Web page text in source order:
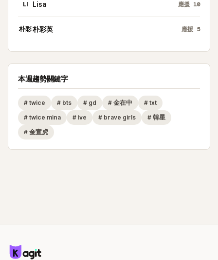
LI Lisa 應援 10
朴彩朴彩英 應援 5
本週趨勢關鍵字
# twice # bts # gd # 金在中 # txt
# twice mina # ive # brave girls # 韓星
# 金宣虎